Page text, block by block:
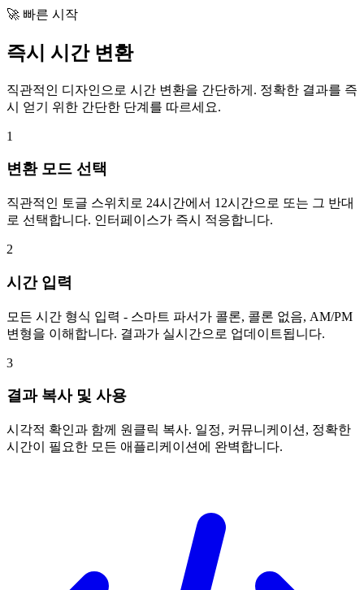
🚀 빠른 시작
즉시 시간 변환
직관적인 디자인으로 시간 변환을 간단하게. 정확한 결과를 즉
시 얻기 위한 간단한 단계를 따르세요.
1
변환 모드 선택
직관적인 토글 스위치로 24시간에서 12시간으로 또는 그 반대
로 선택합니다. 인터페이스가 즉시 적응합니다.
2
시간 입력
모든 시간 형식 입력 - 스마트 파서가 콜론, 콜론 없음, AM/PM
변형을 이해합니다. 결과가 실시간으로 업데이트됩니다.
3
결과 복사 및 사용
시각적 확인과 함께 원클릭 복사. 일정, 커뮤니케이션, 정확한
시간이 필요한 모든 애플리케이션에 완벽합니다.